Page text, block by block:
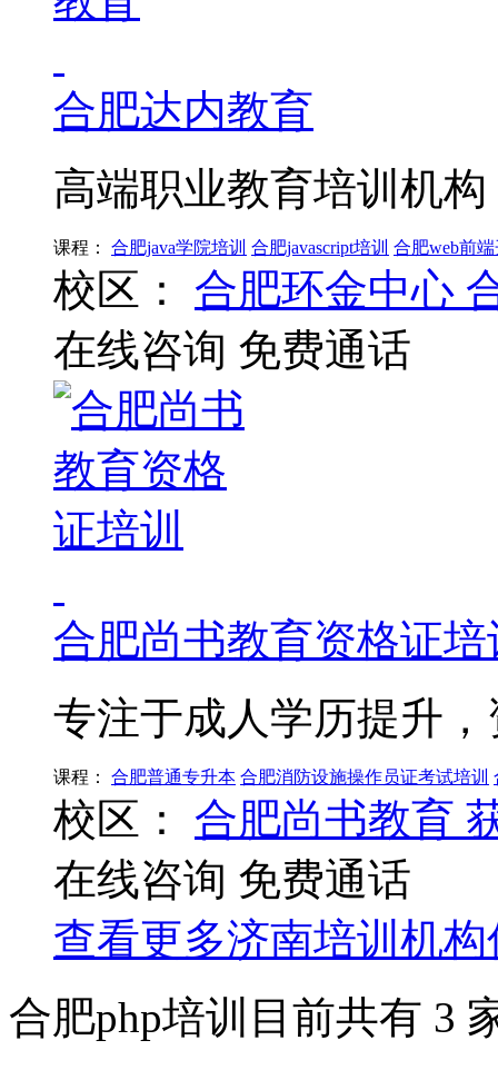
合肥达内教育
高端职业教育培训机构
课程： 合肥java学院培训 合肥javascript培训 合肥web前
校区： 合肥环金中心
在线咨询 免费通话
合肥尚书教育资格证培
专注于成人学历提升
课程： 合肥普通专升本 合肥消防设施操作员证考试培训
校区： 合肥尚书教育
在线咨询 免费通话
查看更多济南培训机构
合肥php培训目前共有 3